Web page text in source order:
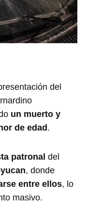
del
un muerto y
de edad.
patronal del
, donde
entre ellos, lo
masivo.